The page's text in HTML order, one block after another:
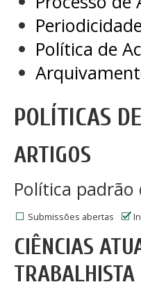
Política de
POLÍTICAS
ARTIGOS
Política padrão
Submissões abertas
CIÊNCIAS
TRABALHISTA